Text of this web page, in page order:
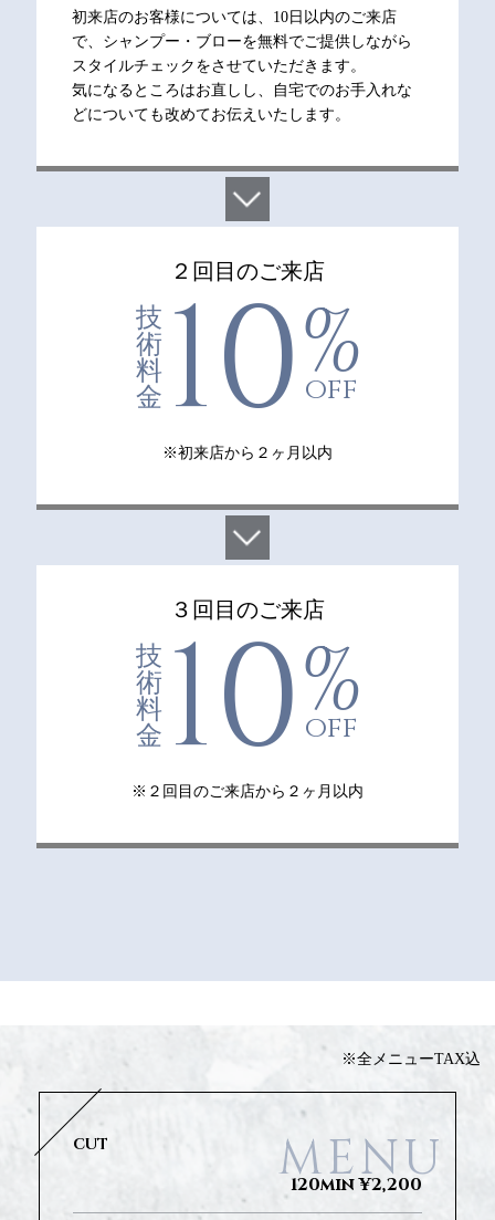
初来店のお客様については、10日以内のご来店
で、シャンプー・ブローを無料でご提供しながら
スタイルチェックをさせていただきます。
気になるところはお直しし、自宅でのお手入れな
どについても改めてお伝えいたします。
２回目のご来店
技
術
料
金 10%
off
※初来店から２ヶ月以内
３回目のご来店
技
術
料
金 10%
off
※２回目のご来店から２ヶ月以内
MENU
※全メニューTAX込
CUT
120min ¥2,200